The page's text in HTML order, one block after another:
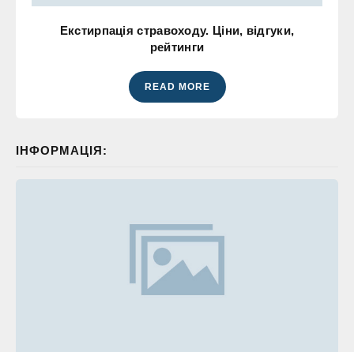
Екстирпація стравоходу. Ціни, відгуки,
рейтинги
READ MORE
ІНФОРМАЦІЯ: